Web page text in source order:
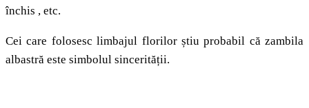
închis , etc.
Cei care folosesc limbajul florilor știu probabil că zambila
albastră este simbolul sincerității.